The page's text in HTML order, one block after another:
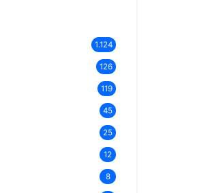
1.124
126
119
45
25
12
8